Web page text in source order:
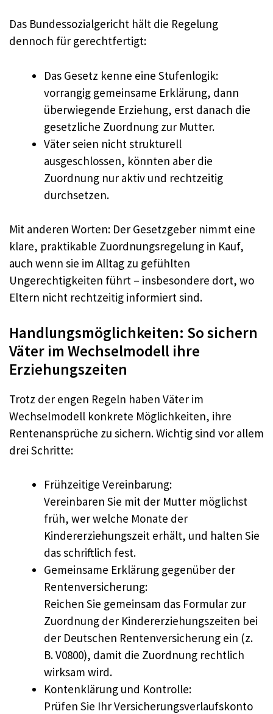
Das Bundessozialgericht hält die Regelung
dennoch für gerechtfertigt:
Das Gesetz kenne eine Stufenlogik:
vorrangig gemeinsame Erklärung, dann
überwiegende Erziehung, erst danach die
gesetzliche Zuordnung zur Mutter.
Väter seien nicht strukturell
ausgeschlossen, könnten aber die
Zuordnung nur aktiv und rechtzeitig
durchsetzen.
Mit anderen Worten: Der Gesetzgeber nimmt eine
klare, praktikable Zuordnungsregelung in Kauf,
auch wenn sie im Alltag zu gefühlten
Ungerechtigkeiten führt – insbesondere dort, wo
Eltern nicht rechtzeitig informiert sind.
Handlungsmöglichkeiten: So sichern
Väter im Wechselmodell ihre
Erziehungszeiten
Trotz der engen Regeln haben Väter im
Wechselmodell konkrete Möglichkeiten, ihre
Rentenansprüche zu sichern. Wichtig sind vor allem
drei Schritte:
Frühzeitige Vereinbarung:
Vereinbaren Sie mit der Mutter möglichst
früh, wer welche Monate der
Kindererziehungszeit erhält, und halten Sie
das schriftlich fest.
Gemeinsame Erklärung gegenüber der
Rentenversicherung:
Reichen Sie gemeinsam das Formular zur
Zuordnung der Kindererziehungszeiten bei
der Deutschen Rentenversicherung ein (z.
B. V0800), damit die Zuordnung rechtlich
wirksam wird.
Kontenklärung und Kontrolle:
Prüfen Sie Ihr Versicherungsverlaufskonto